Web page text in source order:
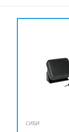
СИБИ